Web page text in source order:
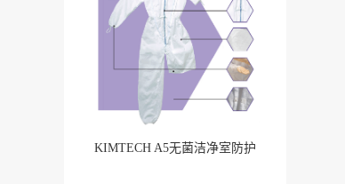
KIMTECH A5无菌洁净室防护